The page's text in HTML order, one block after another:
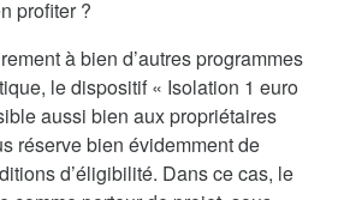
profiter ?
à bien d’autres programmes
le dispositif « Isolation 1 euro
aussi bien aux propriétaires
réserve bien évidemment de
d’éligibilité. Dans ce cas, le